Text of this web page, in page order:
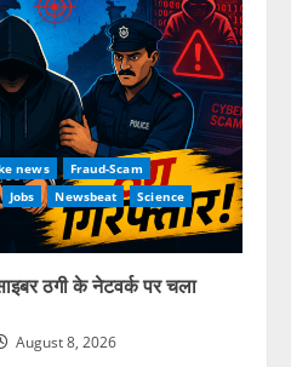
news
Fraud-Scam
Jobs Newsbeat
Science
ठगी के नेटवर्क पर चला
August 8, 2026